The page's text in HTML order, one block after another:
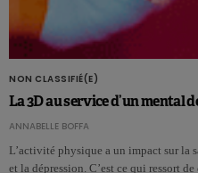
NON CLASSIFIÉ(E)
La 3D au service d’un mental
ANNABELLE BOFFA
L’activité physique a un impact sur la
et la dépression. C’est ce qui ressort